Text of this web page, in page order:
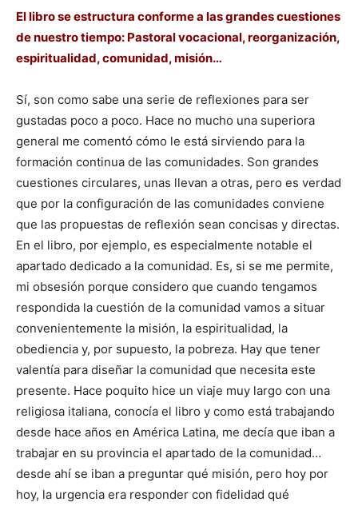
El libro se estructura conforme a las grandes cuestiones
de nuestro tiempo: Pastoral vocacional, reorganización,
espiritualidad, comunidad, misión…
Sí, son como sabe una serie de reflexiones para ser
gustadas poco a poco. Hace no mucho una superiora
general me comentó cómo le está sirviendo para la
formación continua de las comunidades. Son grandes
cuestiones circulares, unas llevan a otras, pero es verdad
que por la configuración de las comunidades conviene
que las propuestas de reflexión sean concisas y directas.
En el libro, por ejemplo, es especialmente notable el
apartado dedicado a la comunidad. Es, si se me permite,
mi obsesión porque considero que cuando tengamos
respondida la cuestión de la comunidad vamos a situar
convenientemente la misión, la espiritualidad, la
obediencia y, por supuesto, la pobreza. Hay que tener
valentía para diseñar la comunidad que necesita este
presente. Hace poquito hice un viaje muy largo con una
religiosa italiana, conocía el libro y como está trabajando
desde hace años en América Latina, me decía que iban a
trabajar en su provincia el apartado de la comunidad…
desde ahí se iban a preguntar qué misión, pero hoy por
hoy, la urgencia era responder con fidelidad qué